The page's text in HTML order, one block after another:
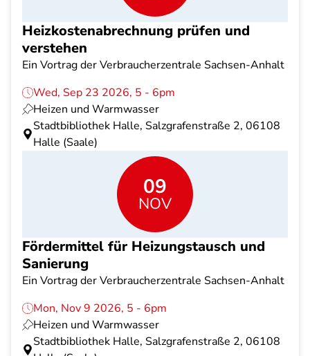
Heizkostenabrechnung prüfen und
verstehen
Ein Vortrag der Verbraucherzentrale Sachsen-Anhalt
Wed, Sep 23 2026, 5 - 6pm
Heizen und Warmwasser
Stadtbibliothek Halle, Salzgrafenstraße 2, 06108
Halle (Saale)
09
NOV
Fördermittel für Heizungstausch und
Sanierung
Ein Vortrag der Verbraucherzentrale Sachsen-Anhalt
Mon, Nov 9 2026, 5 - 6pm
Heizen und Warmwasser
Stadtbibliothek Halle, Salzgrafenstraße 2, 06108